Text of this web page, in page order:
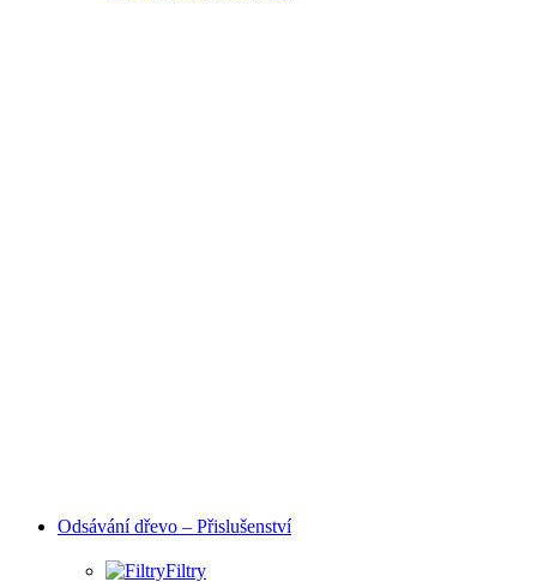
Odsávání dřevo – Přislušenství
Filtry